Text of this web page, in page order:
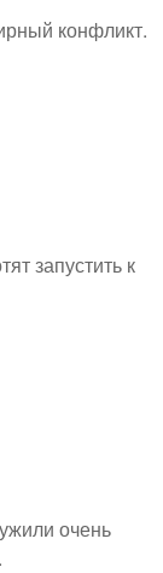
конфликт.
запустить к
очень